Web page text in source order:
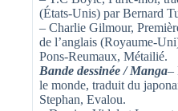
(États-Unis) par Bernard
– Charlie Gilmour,
de l’anglais (Royaume-
Pons-Reumaux, Métailié.
Bande dessinée / Manga–
le monde, traduit du
Stephan, Evalou.